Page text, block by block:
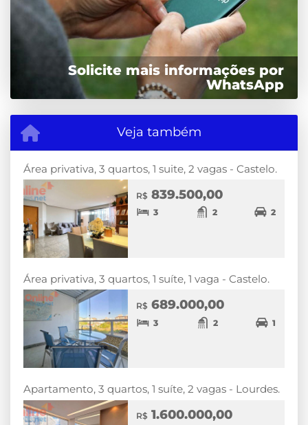
Solicite mais informações por
WhatsApp
Veja também
Área privativa, 3 quartos, 1 suite, 2 vagas - Castelo.
R$ 839.500,00
3 2 2
Área privativa, 3 quartos, 1 suíte, 1 vaga - Castelo.
R$ 689.000,00
3 2 1
Apartamento, 3 quartos, 1 suíte, 2 vagas - Lourdes.
R$ 1.600.000,00